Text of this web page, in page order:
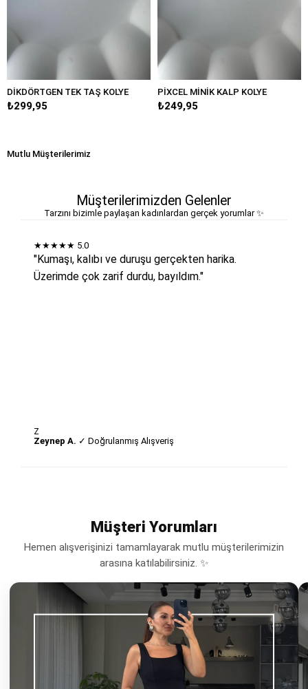
TEK TAŞ KOLYE PİXCEL MİNİK KALP KOLYE MİNİMAL
Mutlu Müşterilerimiz
Müşterilerimizden Gelenler
Tarzını bizimle paylaşan kadınlardan gerçek yorumlar ✨
★★★★★ 5.0
"Kumaşı, kalıbı ve duruşu gerçekten harika.
Üzerimde çok zarif durdu, bayıldım."
Z
Zeynep A. ✓ Doğrulanmış Alışveriş
Müşteri Yorumları
Hemen alışverişinizi tamamlayarak mutlu müşterilerimizin
arasına katılabilirsiniz. ✨